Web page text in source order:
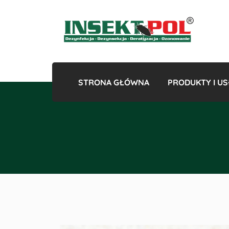
STRONA GŁÓWNA PRODUKTY I